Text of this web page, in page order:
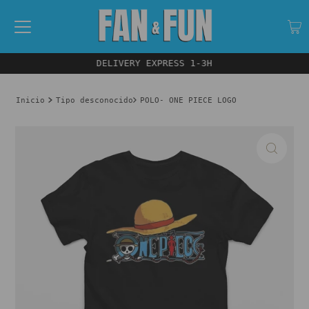
DELIVERY EXPRESS 1-3H
Inicio Tipo desconocido POLO- ONE PIECE LOGO